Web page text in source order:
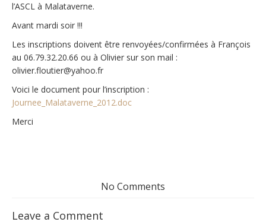
l’ASCL à Malataverne.
Avant mardi soir !!!
Les inscriptions doivent être renvoyées/confirmées à François
au 06.79.32.20.66 ou à Olivier sur son mail :
olivier.floutier@yahoo.fr
Voici le document pour l’inscription :
Journee_Malataverne_2012.doc
Merci
No Comments
Leave a Comment